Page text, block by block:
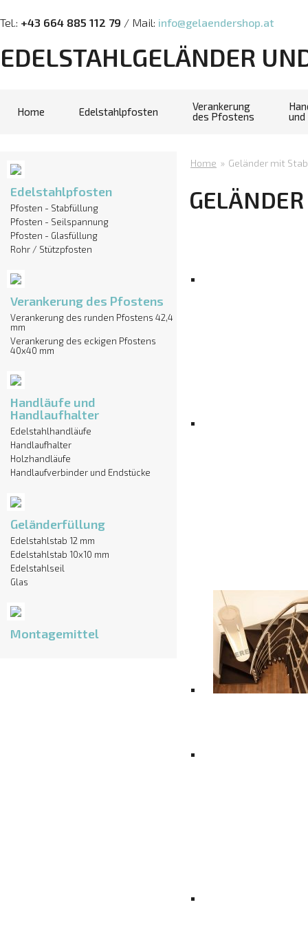
Tel.: +43 664 885 112 79 / Mail: info@gelaendershop.at
EDELSTAHLGELÄNDER
Home Edelstahlpfosten
Verankerung
des Pfostens
Home » Geländer mit
Edelstahlpfosten
Pfosten - Stabfüllung
Pfosten - Seilspannung
Pfosten - Glasfüllung
Rohr / Stützpfosten
Verankerung des Pfostens
Verankerung des runden Pfostens 42,4
mm
Verankerung des eckigen Pfostens
40x40 mm
Handläufe und
Handlaufhalter
Edelstahlhandläufe
Handlaufhalter
Holzhandläufe
Handlaufverbinder und Endstücke
Geländerfüllung
Edelstahlstab 12 mm
Edelstahlstab 10x10 mm
Edelstahlseil
Glas
Montagemittel